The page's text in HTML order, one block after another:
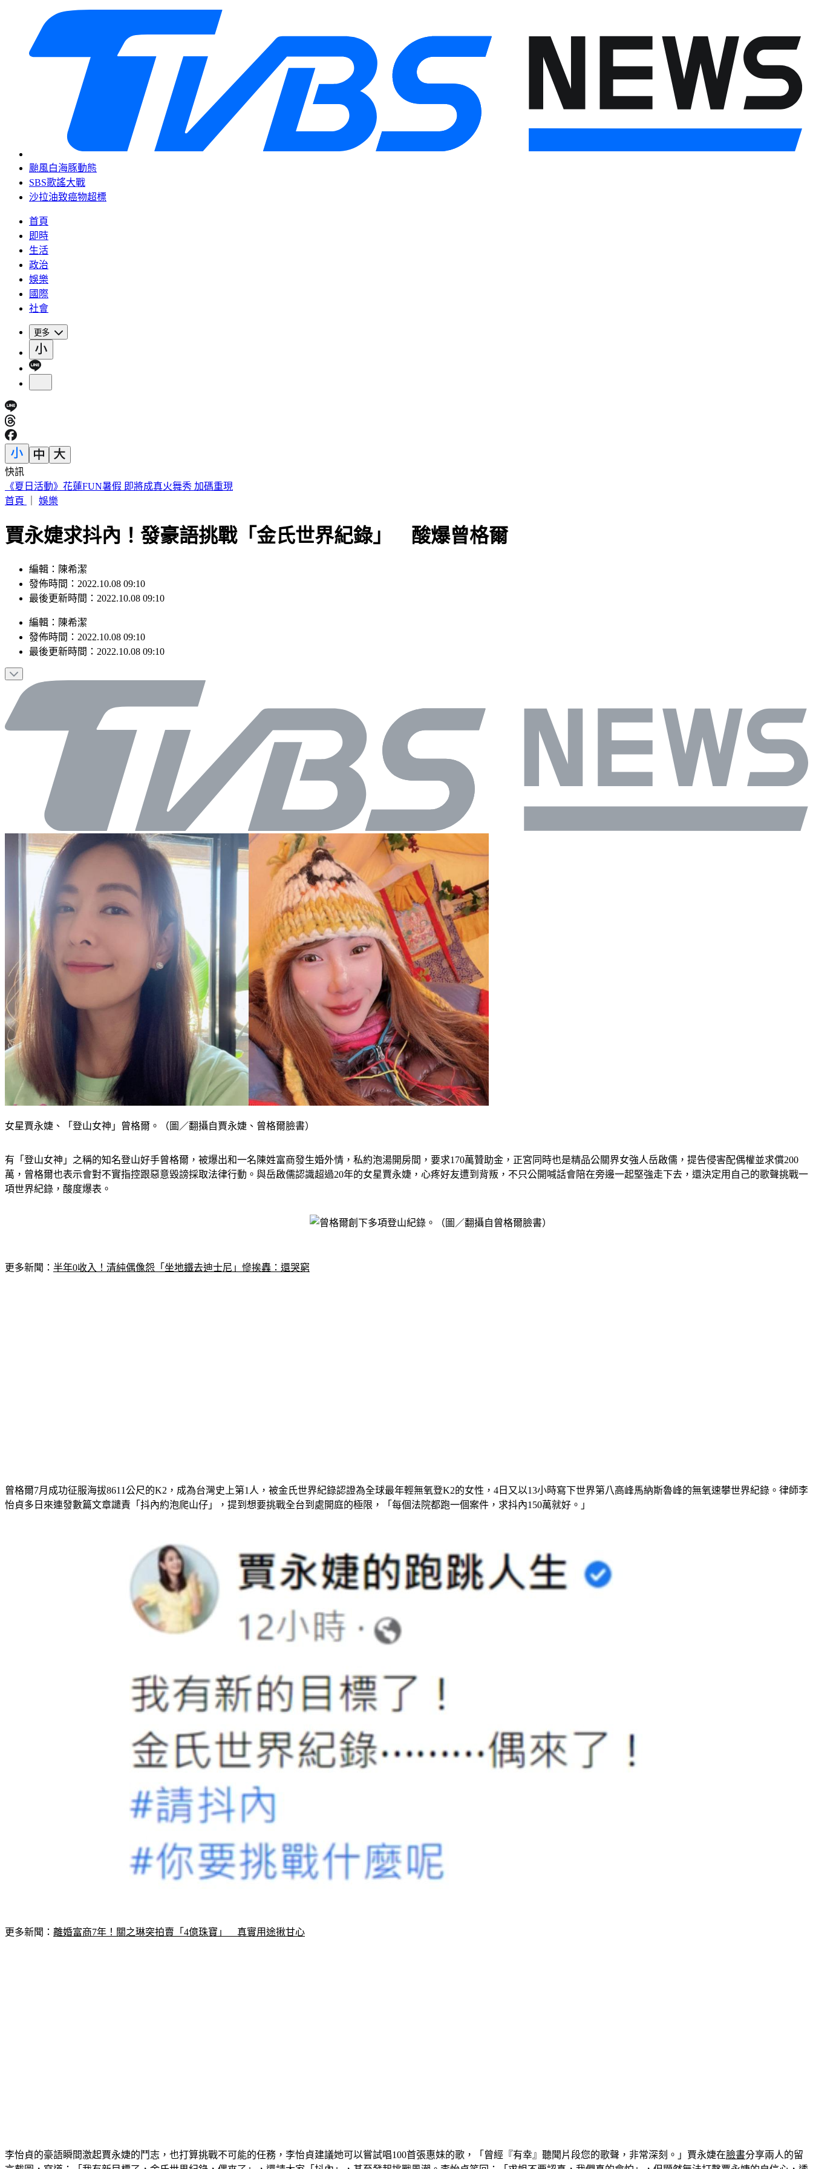
颱風白海豚動態
SBS歌謠大戰
沙拉油致癌物超標
首頁
即時
生活
政治
娛樂
國際
社會
更多
快訊
《夏日活動》花蓮FUN暑假 即將成真火舞秀 加碼重現
首頁
娛樂
賈永婕求抖內！發豪語挑戰「金氏世界紀錄」 酸爆曾格爾
編輯：陳希潔
發佈時間：2022.10.08 09:10
最後更新時間：2022.10.08 09:10
編輯 ： 陳希潔
發佈時間： 2022.10.08 09:10
最後更新時間： 2022.10.08 09:10
女星賈永婕、「登山女神」曾格爾。（圖／翻攝自賈永婕、曾格爾臉書）
有「登山女神」之稱的知名登山好手曾格爾，被爆出和一名陳姓富商發生婚外情，私約泡湯開房間，要求170萬贊助金，正宮同時也是精品公關界女強人岳啟儒，提告侵害配偶權並求償200
萬，曾格爾也表示會對不實指控跟惡意毀謗採取法律行動。與岳啟儒認識超過20年的女星賈永婕，心疼好友遭到背叛，不只公開喊話會陪在旁邊一起堅強走下去，還決定用自己的歌聲挑戰一
項世界紀錄，酸度爆表。
更多新聞： 半年0收入！清純偶像怨「坐地鐵去迪士尼」慘挨轟：還哭窮
曾格爾7月成功征服海拔8611公尺的K2，成為台灣史上第1人，被金氏世界紀錄認證為全球最年輕無氧登K2的女性，4日又以13小時寫下世界第八高峰馬納斯魯峰的無氧速攀世界紀錄。律師李
怡貞多日來連發數篇文章譴責「抖內約泡爬山仔」，提到想要挑戰全台到處開庭的極限，「每個法院都跑一個案件，求抖內150萬就好。」
更多新聞： 離婚富商7年！關之琳突拍賣「4億珠寶」　真實用途揪甘心
李怡貞的豪語瞬間激起賈永婕的鬥志，也打算挑戰不可能的任務，李怡貞建議她可以嘗試唱100首張惠妹的歌，「曾經『有幸』聽聞片段您的歌聲，非常深刻。」賈永婕在臉書分享兩人的留